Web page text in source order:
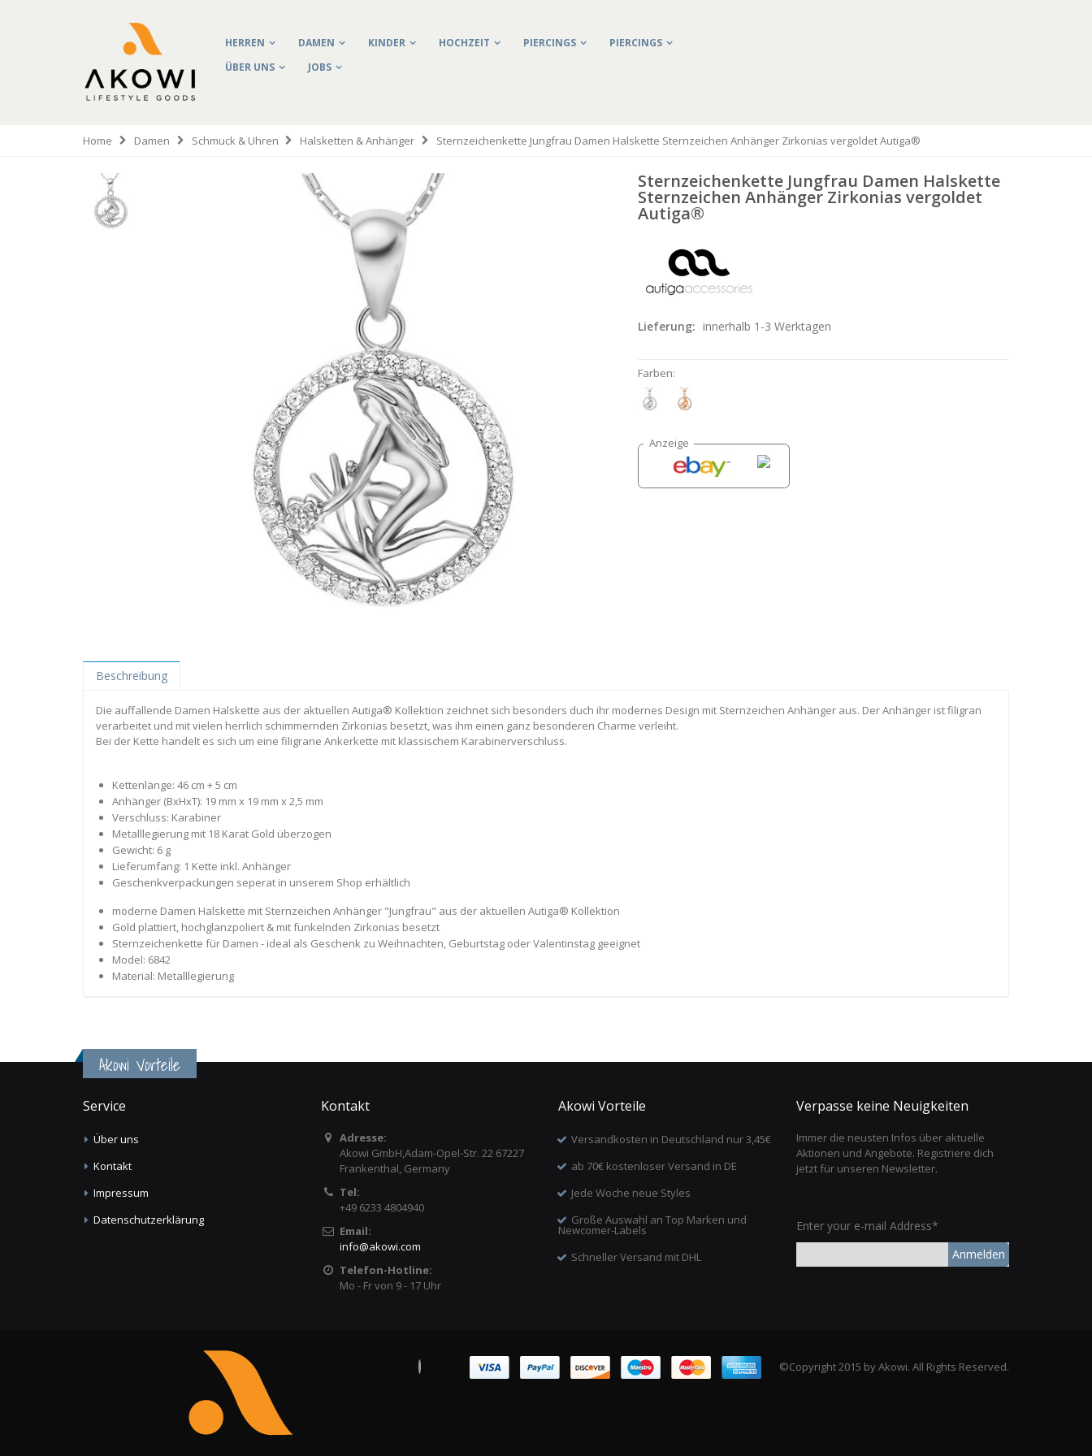
HERREN DAMEN KINDER HOCHZEIT PIERCINGS
PIERCINGS
ÜBER UNS
JOBS
Home Damen Schmuck & Uhren Halsketten & Anhänger Sternzeichenkette Jungfrau Damen Halskette Sternzeichen Anhänger Zirkonias vergoldet Autiga®
Sternzeichenkette Jungfrau Damen Halskette
Sternzeichen Anhänger Zirkonias vergoldet
Autiga®
Lieferung: innerhalb 1-3 Werktagen
Farben:
Beschreibung
Die auffallende Damen Halskette aus der aktuellen Autiga® Kollektion zeichnet sich besonders duch ihr modernes Design mit Sternzeichen Anhänger aus. Der Anhänger ist filigran
verarbeitet und mit vielen herrlich schimmernden Zirkonias besetzt, was ihm einen ganz besonderen Charme verleiht.
Bei der Kette handelt es sich um eine filigrane Ankerkette mit klassischem Karabinerverschluss.
Kettenlänge: 46 cm + 5 cm
Anhänger (BxHxT): 19 mm x 19 mm x 2,5 mm
Verschluss: Karabiner
Metalllegierung mit 18 Karat Gold überzogen
Gewicht: 6 g
Lieferumfang: 1 Kette inkl. Anhänger
Geschenkverpackungen seperat in unserem Shop erhältlich
moderne Damen Halskette mit Sternzeichen Anhänger "Jungfrau" aus der aktuellen Autiga® Kollektion
Gold plattiert, hochglanzpoliert & mit funkelnden Zirkonias besetzt
Sternzeichenkette für Damen - ideal als Geschenk zu Weihnachten, Geburtstag oder Valentinstag geeignet
Model: 6842
Material: Metalllegierung
Akowi Vorteile
Service
Über uns
Kontakt
Impressum
Datenschutzerklärung
Kontakt
Adresse:
Akowi GmbH,Adam-Opel-Str. 22 67227
Frankenthal, Germany
Tel:
+49 6233 4804940
Email:
info@akowi.com
Telefon-Hotline:
Mo - Fr von 9 - 17 Uhr
Akowi Vorteile
Versandkosten in Deutschland nur 3,45€
ab 70€ kostenloser Versand in DE
Jede Woche neue Styles
Große Auswahl an Top Marken und
Newcomer-Labels
Schneller Versand mit DHL
Verpasse keine Neuigkeiten
Immer die neusten Infos über aktuelle
Aktionen und Angebote. Registriere dich
jetzt für unseren Newsletter.
Enter your e-mail Address*
Anmelden
©Copyright 2015 by Akowi. All Rights Reserved.